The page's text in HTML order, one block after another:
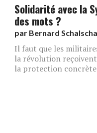
Solidarité avec la
des mots ?
par Bernard Schalscha
Il faut que les
la révolution
la protection